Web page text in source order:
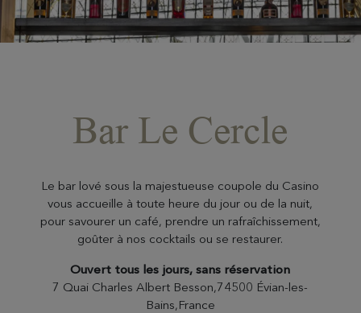
Bar Le Cercle
Le bar lové sous la majestueuse coupole du Casino
vous accueille à toute heure du jour ou de la nuit,
pour savourer un café, prendre un rafraîchissement,
goûter à nos cocktails ou se restaurer.
Ouvert tous les jours, sans réservation
7 Quai Charles Albert Besson,74500 Évian-les-
Bains,France